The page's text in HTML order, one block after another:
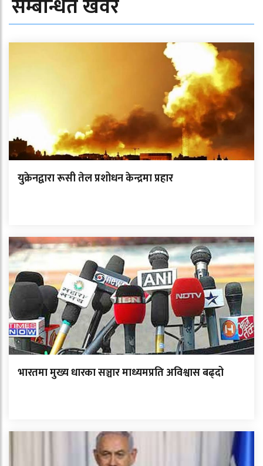
सम्बन्धित खवर
युक्रेनद्वारा रूसी तेल प्रशोधन केन्द्रमा प्रहार
भारतमा मुख्य धारका सञ्चार माध्यमप्रति अविश्वास बढ्दो